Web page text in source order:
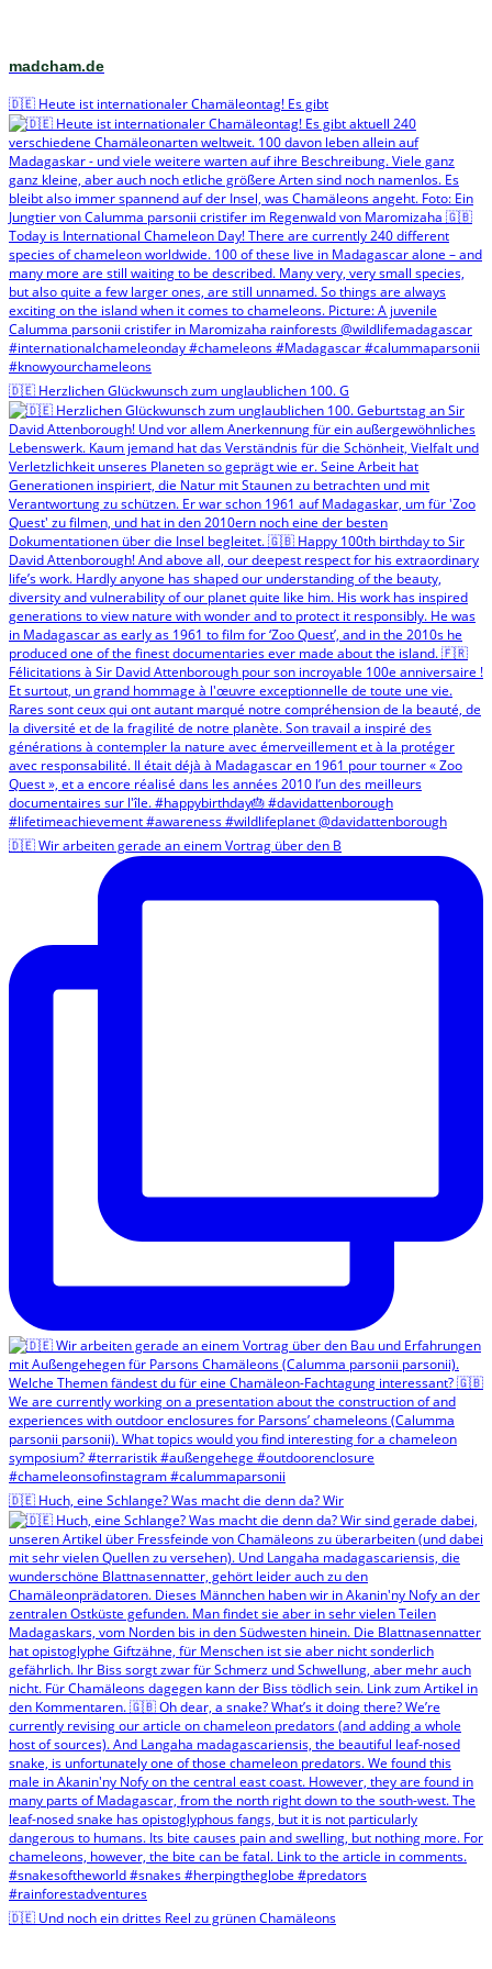
madcham.de
🇩🇪 Heute ist internationaler Chamäleontag! Es gibt
🇩🇪 Herzlichen Glückwunsch zum unglaublichen 100. G
🇩🇪 Wir arbeiten gerade an einem Vortrag über den B
🇩🇪 Huch, eine Schlange? Was macht die denn da? Wir
🇩🇪 Und noch ein drittes Reel zu grünen Chamäleons